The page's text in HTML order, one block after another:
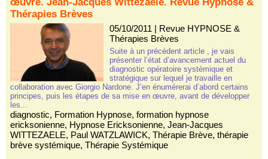
Thérapies Brèves
05/10/2011 | Revue HYPNOSE &
Thérapies Brèves
Suite à un précédent article , je vais
présenter l’état d’avancement actuel du
diagnostic opératoire systémique et
stratégique sur lequel je travaille en
collaboration avec Giorgio Nardone. J’en énumérerai d’abord certains
principes, puis les étapes de sa mise en œuvre, avant de développer
les...
diagnostic, Formation Hypnose, formation hypnose
ericksonienne, Hypnose Ericksonienne, Jean-Jacques
WITTEZAELE, Paul WATZLAWICK, Thérapie Brève, thérapie
brève systémique, Thérapie Systémique